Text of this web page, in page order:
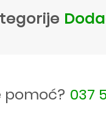
pomoć? 037